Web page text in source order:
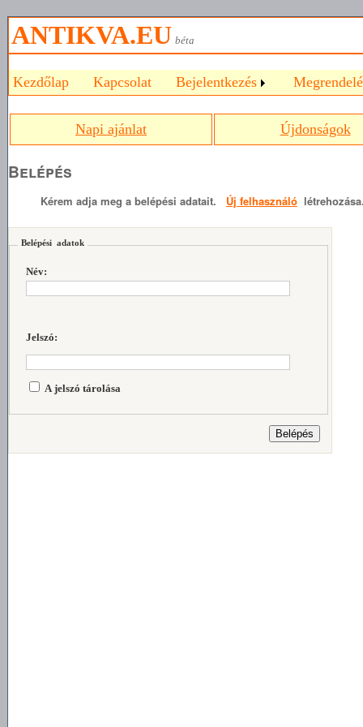
ANTIKVA.EU béta
Kezdőlap Kapcsolat Bejelentkezés
Napi ajánlat Újdonságok
Belépés
Kérem adja meg a belépési adatait. Új felhasználó
Belépési adatok
Név:
Jelszó:
A jelszó tárolása